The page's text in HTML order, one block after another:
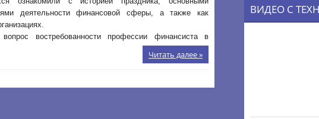
деятельности финансовой сферы, а также как
востребованности профессии финансиста в
Читать далее »
ВИДЕО С